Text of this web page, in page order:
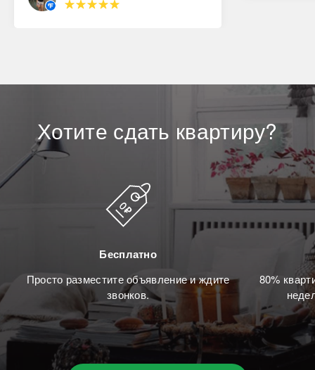
Хотите сдать квартиру?
Бесплатно
Просто разместите объявление и ждите
звонков.
80%